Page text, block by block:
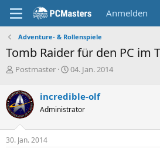
Anmelden
Adventure- & Rollenspiele
Tomb Raider für den PC im
E
s
t
e
l
l
e
Postmaster
E
t
e
l
04. Jan. 2014
incredible-olf
Administrator
30. Jan. 2014